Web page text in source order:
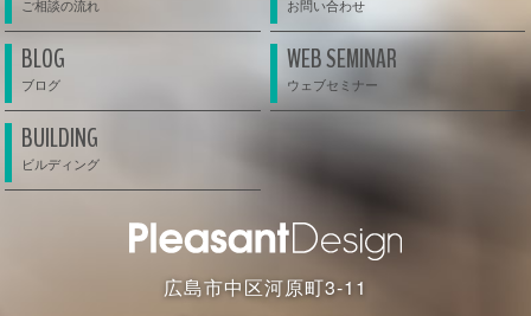
BLOG WEB SEMINAR
BUILDING
広島市中区河原町3-11